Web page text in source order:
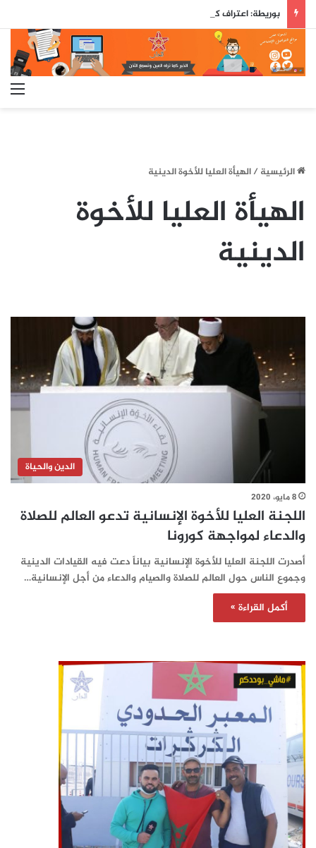
الرئيسية/الهيأة العليا للأخوة الدينية
الهيأة العليا للأخوة
الدينية
الدين والحياة
8 مايو، 2020
اللجنة العليا للأخوة الإنسانية تدعو العالم للصلاة
والدعاء لمواجهة كورونا
أصدرت اللجنة العليا للأخوة الإنسانية بياناً دعت فيه القيادات الدينية
وجموع الناس حول العالم للصلاة والصيام والدعاء من أجل الإنسانية…
أكمل القراءة »